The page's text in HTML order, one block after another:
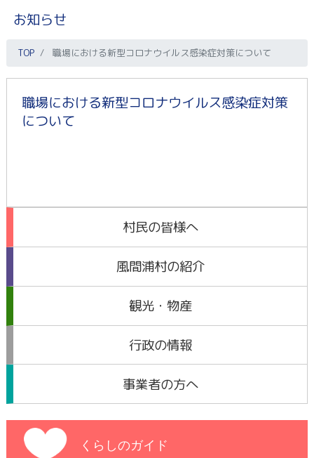
お知らせ
TOP 職場における新型コロナウイルス感染症対策について
職場における新型コロナウイルス感染症対策
について
村民の皆様へ
風間浦村の紹介
観光・物産
行政の情報
事業者の方へ
くらしのガイド